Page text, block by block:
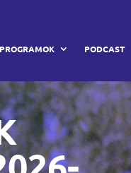
PROGRAMOK PODCAST